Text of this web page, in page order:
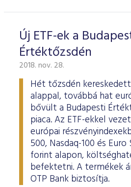
Új ETF-ek a
Értéktőzsdén
2018. nov. 28.
Hét tőzsdén
alappal, továbbá hat
bővült a Budapesti
piaca. Az ETF-ekkel
európai
500, Nasdaq-100 és
forint alapon,
befektetni. A termékek
OTP Bank biztosítja.